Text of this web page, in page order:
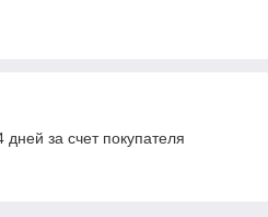
дней за счет покупателя